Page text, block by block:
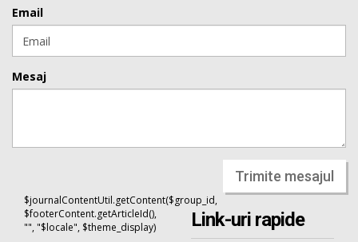
Email
Mesaj
Trimite mesajul
$journalContentUtil.getContent($group_id,
$footerContent.getArticleId(),
"", "$locale", $theme_display)
Link-uri rapide